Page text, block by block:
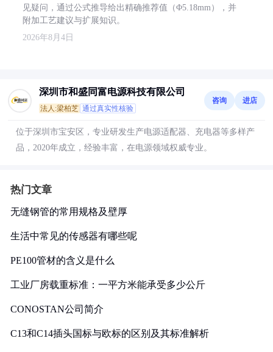
见疑问，通过公式推导给出精确推荐值（Φ5.18mm），并
附加工艺建议与扩展知识。
2026年8月4日
深圳市和盛同富电源科技有限公司
法人:梁柏芝 通过真实性核验
咨询 进店
位于深圳市宝安区，专业研发生产电源适配器、充电器等多样产
品，2020年成立，经验丰富，在电源领域权威专业。
热门文章
无缝钢管的常用规格及壁厚
生活中常见的传感器有哪些呢
PE100管材的含义是什么
工业厂房载重标准：一平方米能承受多少公斤
CONOSTAN公司简介
C13和C14插头国标与欧标的区别及其标准解析